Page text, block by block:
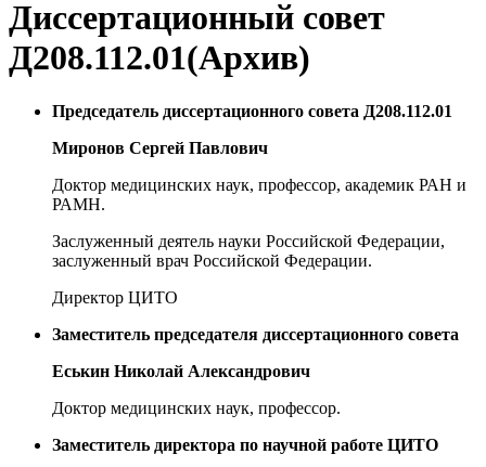
Диссертационный совет
Д208.112.01(Архив)
Председатель диссертационного совета Д208.112.01
Миронов Сергей Павлович
Доктор медицинских наук, профессор, академик РАН и
РАМН.
Заслуженный деятель науки Российской Федерации,
заслуженный врач Российской Федерации.
Директор ЦИТО
Заместитель председателя диссертационного совета
Еськин Николай Александрович
Доктор медицинских наук, профессор.
Заместитель директора по научной работе ЦИТО